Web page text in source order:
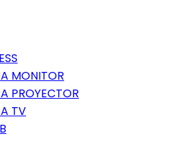
MONITOR
PROYECTOR
TV